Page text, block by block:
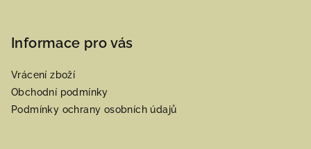
Informace pro vás
Vrácení zboží
Obchodní podmínky
Podmínky ochrany osobních údajů